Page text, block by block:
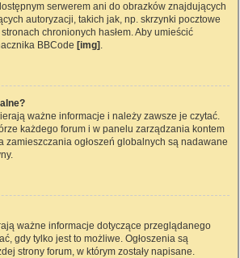
serwerem ani do obrazków znajdujących
autoryzacji, takich jak, np. skrzynki pocztowe
chronionych hasłem. Aby umieścić
BBCode [img] .
ważne informacje i należy zawsze je czytać.
każdego forum i w panelu zarządzania kontem
zamieszczania ogłoszeń globalnych są nadawane
ważne informacje dotyczące przeglądanego
gdy tylko jest to możliwe. Ogłoszenia są
strony forum, w którym zostały napisane.